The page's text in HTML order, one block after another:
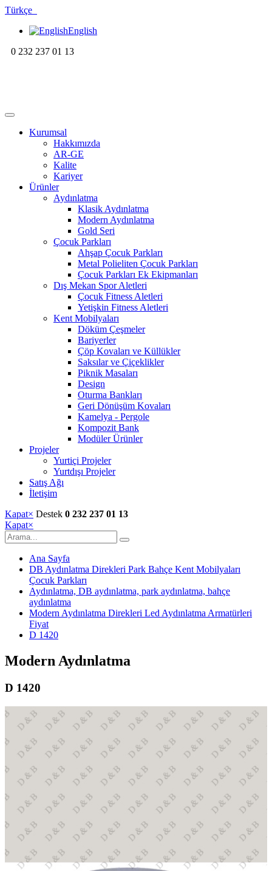
Türkçe
English
0 232 237 01 13
Kurumsal
Hakkımızda
AR-GE
Kalite
Kariyer
Ürünler
Aydınlatma
Klasik Aydınlatma
Modern Aydınlatma
Gold Seri
Çocuk Parkları
Ahşap Çocuk Parkları
Metal Polieliten Çocuk Parkları
Çocuk Parkları Ek Ekipmanları
Dış Mekan Spor Aletleri
Çocuk Fitness Aletleri
Yetişkin Fitness Aletleri
Kent Mobilyaları
Döküm Çeşmeler
Bariyerler
Çöp Kovaları ve Küllükler
Saksılar ve Çiçeklikler
Piknik Masaları
Design
Oturma Bankları
Geri Dönüşüm Kovaları
Kamelya - Pergole
Kompozit Bank
Modüler Ürünler
Projeler
Yurtiçi Projeler
Yurtdışı Projeler
Satış Ağı
İletişim
Kapat× Destek 0 232 237 01 13
Kapat×
Ana Sayfa
DB Aydınlatma Direkleri Park Bahçe Kent Mobilyaları
Çocuk Parkları
Aydınlatma, DB aydınlatma, park aydınlatma, bahçe
aydınlatma
Modern Aydınlatma Direkleri Led Aydınlatma Armatürleri
Fiyat
D 1420
Modern Aydınlatma
D 1420